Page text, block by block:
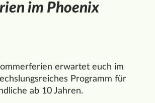
im Phoenix
erwartet euch im
Programm für
ab 10 Jahren.